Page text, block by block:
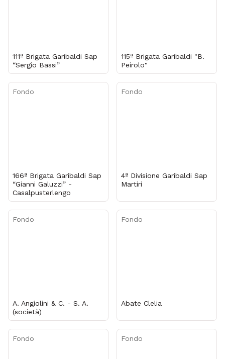
111ª Brigata Garibaldi Sap
“Sergio Bassi”
115ª Brigata Garibaldi "B.
Peirolo"
Fondo
166ª Brigata Garibaldi Sap
“Gianni Galuzzi” -
Casalpusterlengo
Fondo
4ª Divisione Garibaldi Sap
Martiri
Fondo
A. Angiolini & C. - S. A.
(società)
Fondo
Abate Clelia
Fondo Fondo